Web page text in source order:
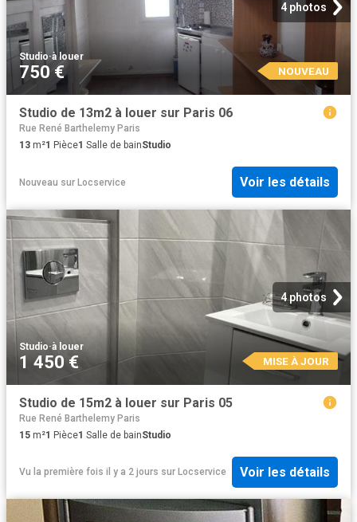
4 photos
Studio·à louer
750 € NOUVEAU
Studio de 13m2 à louer sur Paris 06
Rue René Barthelemy Paris
13 m²1 Pièce1 Salle de bainStudio
Nouveau sur Locservice Voir les détails
4 photos
Studio·à louer
1 450 € MISE À JOUR
Studio de 15m2 à louer sur Paris 05
Rue René Barthelemy Paris
15 m²1 Pièce1 Salle de bainStudio
Vu la première fois il y a 2 jours sur Locservice Voir les détails